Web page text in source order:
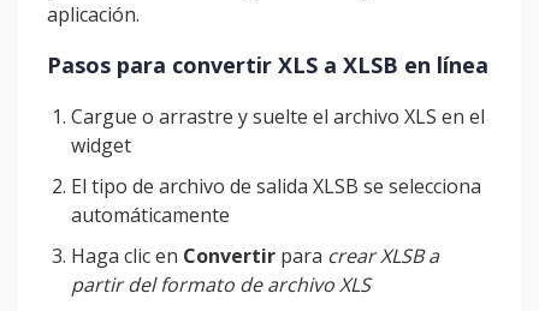
aplicación.
Pasos para convertir XLS a XLSB en línea
Cargue o arrastre y suelte el archivo XLS en el
widget
El tipo de archivo de salida XLSB se selecciona
automáticamente
Haga clic en Convertir para crear XLSB a
partir del formato de archivo XLS